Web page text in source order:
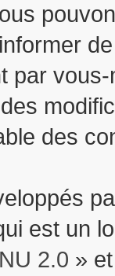
par
des
est un
2.0 »